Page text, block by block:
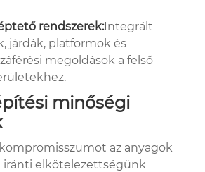
rendszerek:Integrált
járdák, platformok és
megoldások a felső
minőségi
az anyagok
iránti elkötelezettségünk